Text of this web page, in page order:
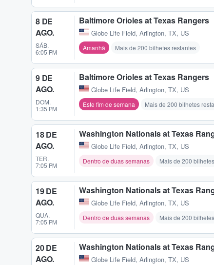
8 DE
AGO.
SÁB.
6:05 PM
Baltimore Orioles at Texas Rangers
Globe Life Field, Arlington, TX, US
Amanhã Mais de 200 bilhetes restantes
9 DE
AGO.
DOM.
1:35 PM
Baltimore Orioles at Texas Rangers
Globe Life Field, Arlington, TX, US
Este fim de semana Mais de 200 bilhetes
18 DE
AGO.
TER.
7:05 PM
Washington Nationals at Texas
Globe Life Field, Arlington, TX, US
Dentro de duas semanas Mais de 200
19 DE
AGO.
QUA.
7:05 PM
Washington Nationals at Texas
Globe Life Field, Arlington, TX, US
Dentro de duas semanas Mais de 200
20 DE
AGO.
Washington Nationals at Texas
Globe Life Field, Arlington, TX, US